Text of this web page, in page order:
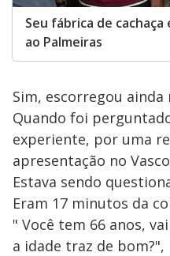
Seu fábrica de
ao Palmeiras
Sim, escorregou ainda
Quando foi
experiente, por uma
apresentação no
Estava sendo
Eram 17 minutos da
" Você tem 66 anos,
a idade traz de